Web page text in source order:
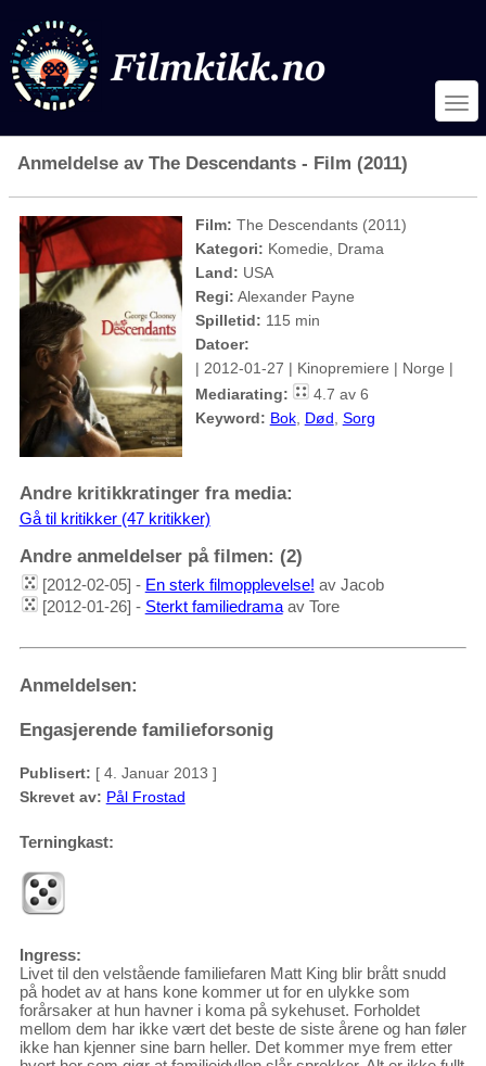
Anmeldelse av The Descendants - Film (2011)
Film: The Descendants (2011)
Kategori: Komedie, Drama
Land: USA
Regi: Alexander Payne
Spilletid: 115 min
Datoer:
| 2012-01-27 | Kinopremiere | Norge |
Mediarating:
4.7 av 6
Keyword: Bok, Død Sorg
Andre kritikkratinger fra media:
Gå til kritikker (47 kritikker)
Andre anmeldelser på filmen: (2)
[2012-02-05] - En sterk filmopplevelse! av Jacob
[2012-01-26] - Sterkt familiedramaav Tore
Anmeldelsen:
Engasjerende familieforsonig
Publisert: [ 4. Januar 2013 ]
Skrevet av: Pål Frostad
Terningkast:
Ingress:
Livet til den velstående familiefaren Matt King blir brått snudd
på hodet av at hans kone kommer ut for en ulykke som
forårsaker at hun havner i koma på sykehuset. Forholdet
mellom dem har ikke vært det beste de siste årene og han føler
ikke han kjenner sine barn heller. Det kommer mye frem etter